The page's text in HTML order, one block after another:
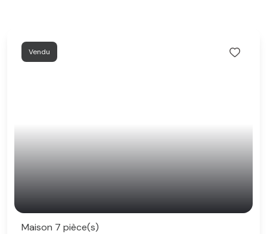
Vendu
Maison 7 pièce(s)